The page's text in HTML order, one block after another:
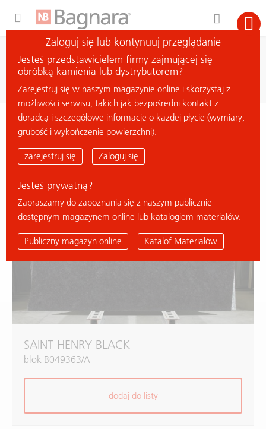
szukaj materiału
< powrót do przeglądu
SAINT HENRY BLACK
SAINT HENRY BLACK
blok B049363/A
dodaj do listy
Zaloguj się lub kontynuuj przeglądanie
Jesteś przedstawicielem firmy zajmującej się
obróbką kamienia lub dystrybutorem?
Zarejestruj się w naszym magazynie online i skorzystaj z
możliwości serwisu, takich jak bezpośredni kontakt z
doradcą i szczegółowe informacje o każdej płycie (wymiary,
grubość i wykończenie powierzchni).
zarejestruj się Zaloguj się
Jesteś prywatną?
Zapraszamy do zapoznania się z naszym publicznie
dostępnym magazynem online lub katalogiem materiałów.
Publiczny magazyn online Katalof Materiałów